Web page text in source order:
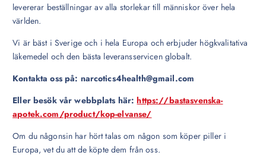
levererar beställningar av alla storlekar till människor över hela
världen.
Vi är bäst i Sverige och i hela Europa och erbjuder högkvalitativa
läkemedel och den bästa leveransservicen globalt.
Kontakta oss på: narcotics4health@gmail.com
Eller besök vår webbplats här:https://bastasvenska-
apotek.com/product/kop-elvanse/
Om du någonsin har hört talas om någon som köper piller i
Europa, vet du att de köpte dem från oss.